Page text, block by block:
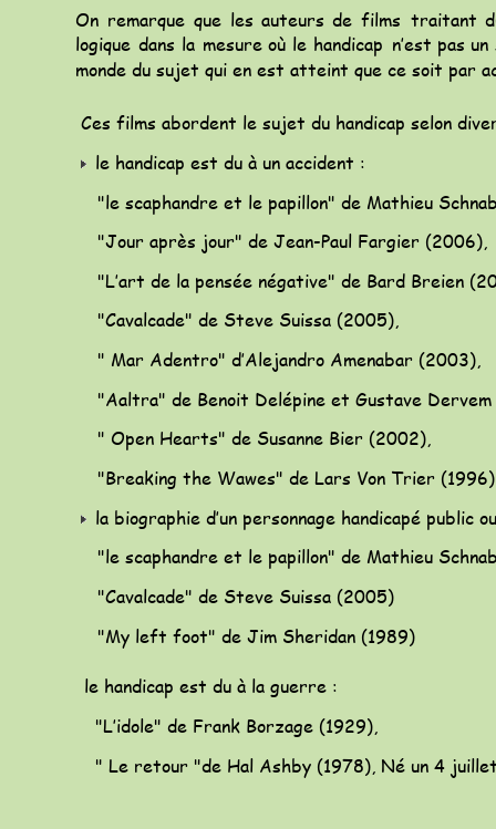
le handicap est du à la guerre :
   "L’idole" de Frank Borzage (1929),
" Le retour "de Hal Ashby (1978), Né un 4
Ces films abordent le sujet du handicap selon
le handicap est du à un accident :
"le scaphandre et le papillon" de Mathieu
   "Jour après jour" de Jean-Paul Fargier (2006),
"L’art de la pensée négative" de Bard Breien
   "Cavalcade" de Steve Suissa (2005),
   " Mar Adentro" d’Alejandro Amenabar (2003),
"Aaltra" de Benoit Delépine et Gustave
   " Open Hearts" de Susanne Bier (2002),
"Breaking the Wawes" de Lars Von Trier
la biographie d’un personnage handicapé public
"le scaphandre et le papillon" de Mathieu
   "Cavalcade" de Steve Suissa (2005)
   "My left foot" de Jim Sheridan (1989)
On remarque que les auteurs de films traitant
logique dans la mesure où le handicap n’est pas un
monde du sujet qui en est atteint que ce soit par